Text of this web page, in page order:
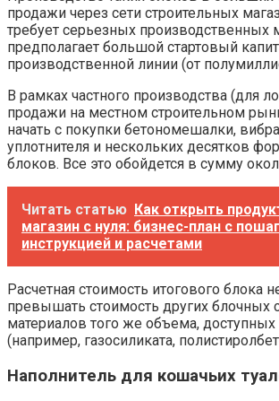
продажи через сети строительных
требует серьезных производственных
предполагает большой стартовый
производственной линии (от
В рамках частного производства (для
продажи на местном строительном
начать с покупки бетономешалки,
уплотнителя и нескольких десятков
блоков. Все это обойдется в сумму
Читать статью Как открыть
магазин с нуля: бизнес-план с
инструкцией и расчетами
Расчетная стоимость итогового блока
превышать стоимость других блочных
материалов того же объема,
(например, газосиликата,
Наполнитель для кошачьих